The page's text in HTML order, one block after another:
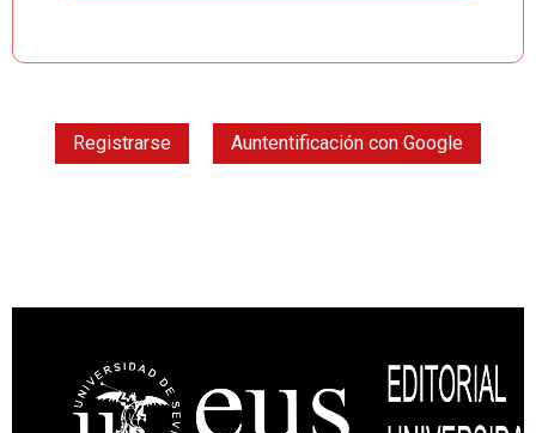
Registrarse Auntentificación con Google